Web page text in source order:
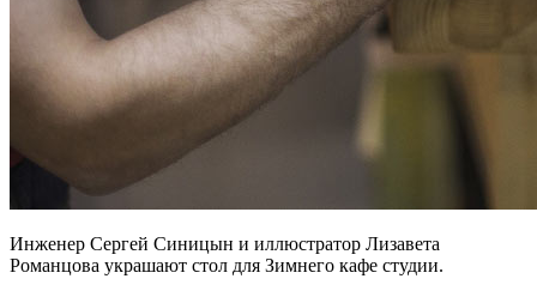
Инженер Сергей Синицын и иллюстратор Лизавета
Романцова украшают стол для Зимнего кафе студии.